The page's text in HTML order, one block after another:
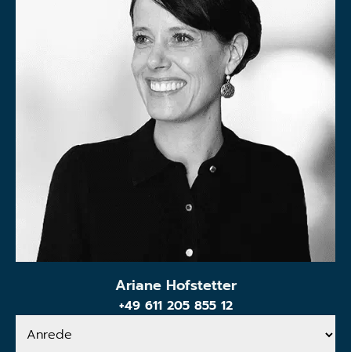
Ariane Hofstetter
+49 611 205 855 12
Anrede